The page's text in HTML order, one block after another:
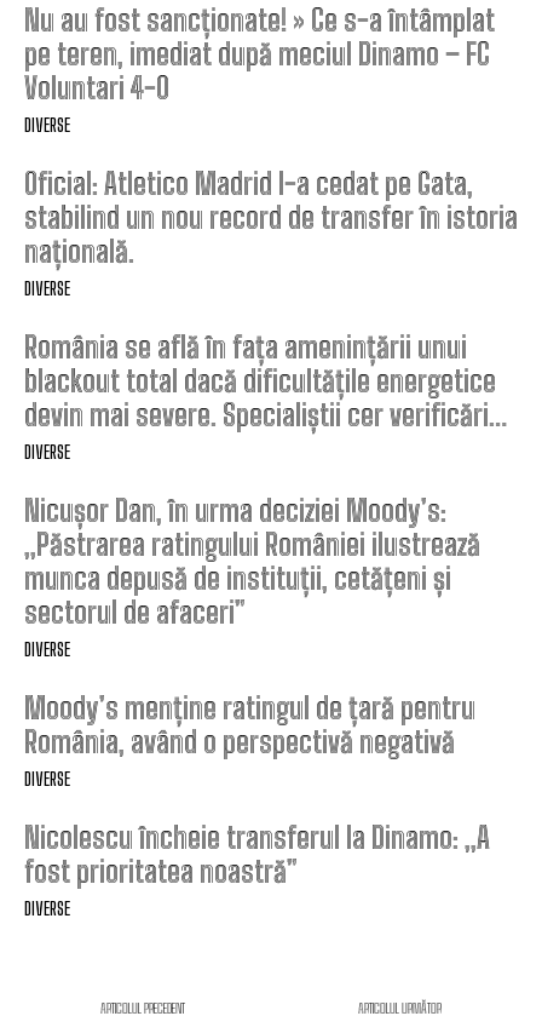
Nu au fost sancționate! » Ce s-a întâmplat
pe teren, imediat după meciul Dinamo – FC
Voluntari 4-0
DIVERSE
Oficial: Atletico Madrid l-a cedat pe Gata,
stabilind un nou record de transfer în istoria
națională.
DIVERSE
România se află în fața amenințării unui
blackout total dacă dificultățile energetice
devin mai severe. Specialiștii cer verificări…
DIVERSE
Nicușor Dan, în urma deciziei Moody’s:
„Păstrarea ratingului României ilustrează
munca depusă de instituții, cetățeni și
sectorul de afaceri”
DIVERSE
Moody’s menține ratingul de țară pentru
România, având o perspectivă negativă
DIVERSE
Nicolescu încheie transferul la Dinamo: „A
fost prioritatea noastră”
DIVERSE
ARTICOLUL PRECEDENT ARTICOLUL URMĂTOR